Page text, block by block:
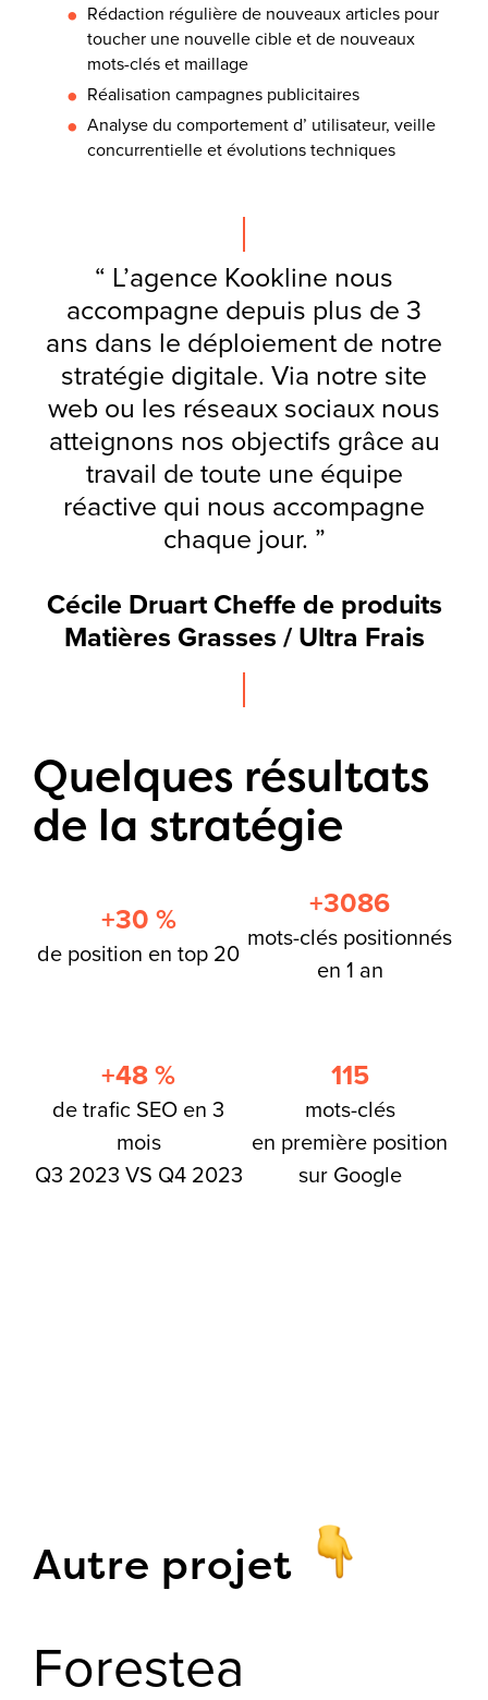
Rédaction régulière de nouveaux articles pour
toucher une nouvelle cible et de nouveaux
mots-clés et maillage
Réalisation campagnes publicitaires
Analyse du comportement d’ utilisateur, veille
concurrentielle et évolutions techniques
“ L’agence Kookline nous
accompagne depuis plus de 3
ans dans le déploiement de notre
stratégie digitale. Via notre site
web ou les réseaux sociaux nous
atteignons nos objectifs grâce au
travail de toute une équipe
réactive qui nous accompagne
chaque jour. ”
Cécile Druart Cheffe de produits
Matières Grasses / Ultra Frais
Quelques résultats
de la stratégie
+30 %
de position en top 20
+3086
mots-clés positionnés
en 1 an
+48 %
de trafic SEO en 3
mois
Q3 2023 VS Q4 2023
115
mots-clés
en première position
sur Google
Autre projet
Forestea